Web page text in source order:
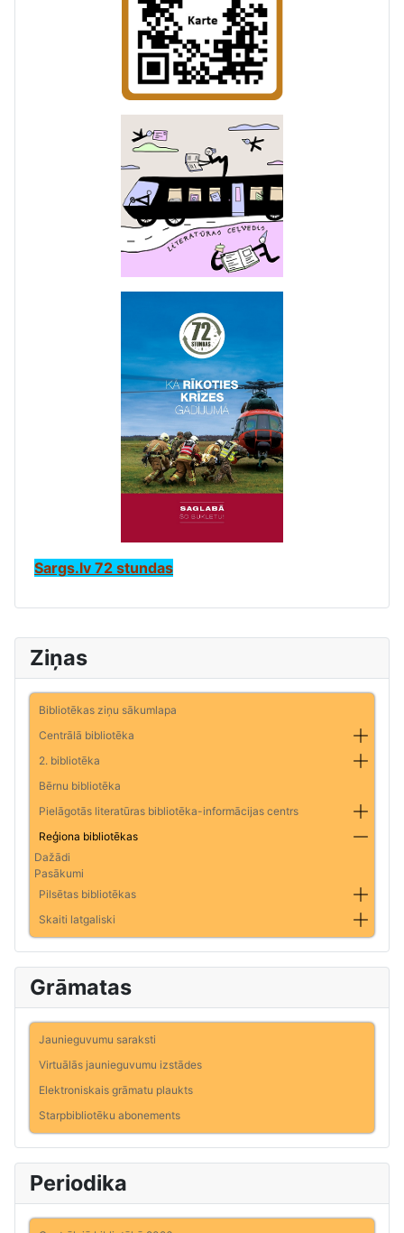
Ziņas
Bibliotēkas ziņu sākumlapa
Centrālā bibliotēka
2. bibliotēka
Bērnu bibliotēka
Pielāgotās literatūras bibliotēka-informācijas centrs
Reģiona bibliotēkas
Dažādi
Pasākumi
Pilsētas bibliotēkas
Skaiti latgaliski
Grāmatas
Jaunieguvumu saraksti
Virtuālās jaunieguvumu izstādes
Elektroniskais grāmatu plaukts
Starpbibliotēku abonements
Periodika
Sargs.lv 72 stundas